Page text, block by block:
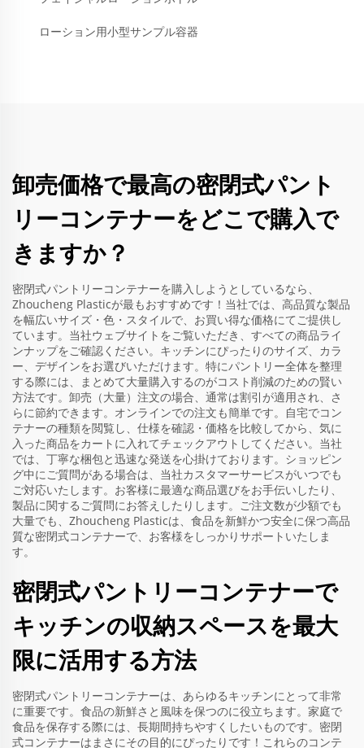
ローション用小型サンプル容器
卸売価格で最高の密閉式パント
リーコンテナーをどこで購入で
きますか？
密閉式パントリーコンテナーを購入しようとしているなら、
Zhoucheng Plasticが最もおすすめです！当社では、高品質な製品
を幅広いサイズ・色・スタイルで、お買い得な価格にてご提供し
ています。当社ウェブサイトをご覧いただき、すべての商品ライ
ンナップをご確認ください。キッチンにぴったりのサイズ、カラ
ー、デザインをお選びいただけます。特にパントリー全体を整理
する際には、まとめて大量購入するのがコスト削減のための賢い
方法です。卸売（大量）注文の場合、通常は割引が適用され、さ
らに節約できます。オンラインでの注文も簡単です。自宅でコン
テナーの種類を閲覧し、仕様を確認・価格を比較してから、気に
入った商品をカートに入れてチェックアウトしてください。当社
では、丁寧な梱包と迅速な発送を心掛けております。ショッピン
グ中にご質問がある場合は、当社カスタマーサービスがいつでも
ご対応いたします。お客様に最適な商品選びをお手伝いしたり、
製品に関するご質問にお答えしたりします。ご注文数が少額でも
大量でも、Zhoucheng Plasticは、食品を新鮮かつ安全に保つ高品
質な密閉式コンテナーで、お客様をしっかりサポートいたしま
す。
密閉式パントリーコンテナーで
キッチンの収納スペースを最大
限に活用する方法
密閉式パントリーコンテナーは、あらゆるキッチンにとって非常
に重要です。食品の新鮮さと風味を保つのに役立ちます。家庭で
食品を保存する際には、長期間持ちやすくしたいものです。密閉
式コンテナーはまさにその目的にぴったりです！これらのコンテ